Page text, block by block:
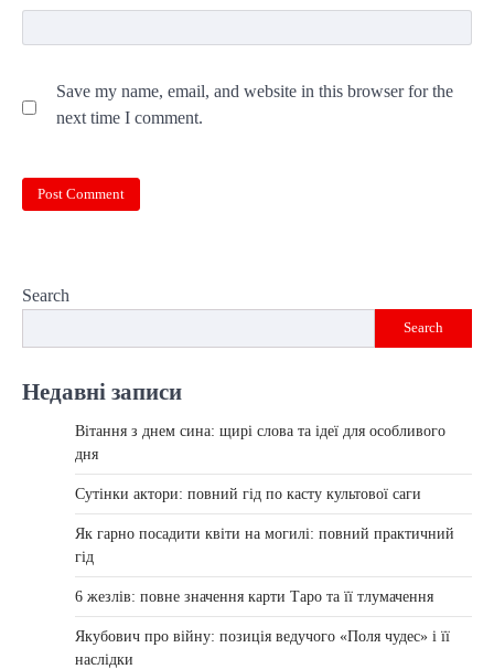
Save my name, email, and website in this browser for the
next time I comment.
Search
Search
Недавні записи
Вітання з днем сина: щирі слова та ідеї для особливого
дня
Сутінки актори: повний гід по касту культової саги
Як гарно посадити квіти на могилі: повний практичний
гід
6 жезлів: повне значення карти Таро та її тлумачення
Якубович про війну: позиція ведучого «Поля чудес» і її
наслідки